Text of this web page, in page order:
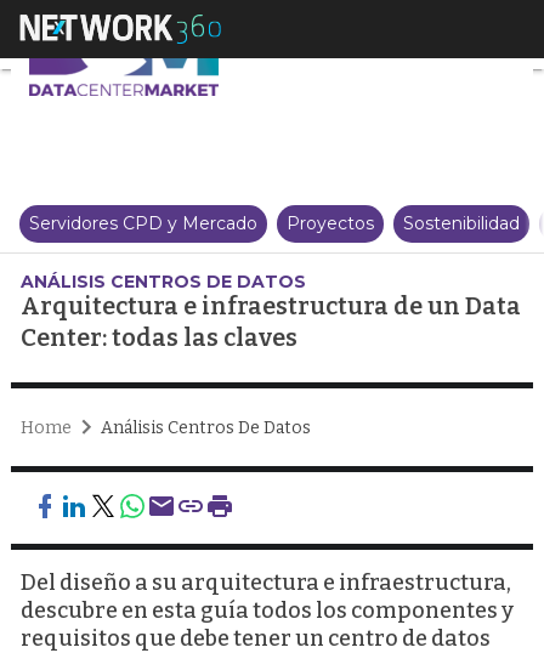
Arquitectura e infraestructura
Servidores CPD y Mercado Proyectos Sostenibilidad
ANÁLISIS CENTROS DE DATOS
Arquitectura e infraestructura de un Data
Center: todas las claves
Home Análisis Centros De Datos
Del diseño a su arquitectura e infraestructura,
descubre en esta guía todos los componentes y
requisitos que debe tener un centro de datos